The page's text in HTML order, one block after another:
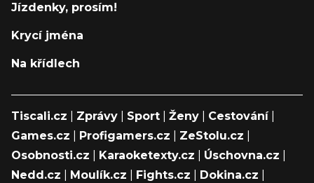
Jízdenky, prosím!
Krycí jména
Na křídlech
Tiscali.cz Zprávy Sport Ženy Cestování|
Games.cz
Profigamers.cz ZeStolu.cz
Osobnosti.cz
Karaoketexty.cz Úschovna.cz
Nedd.cz
Moulík.cz Fights.cz Dokina.cz